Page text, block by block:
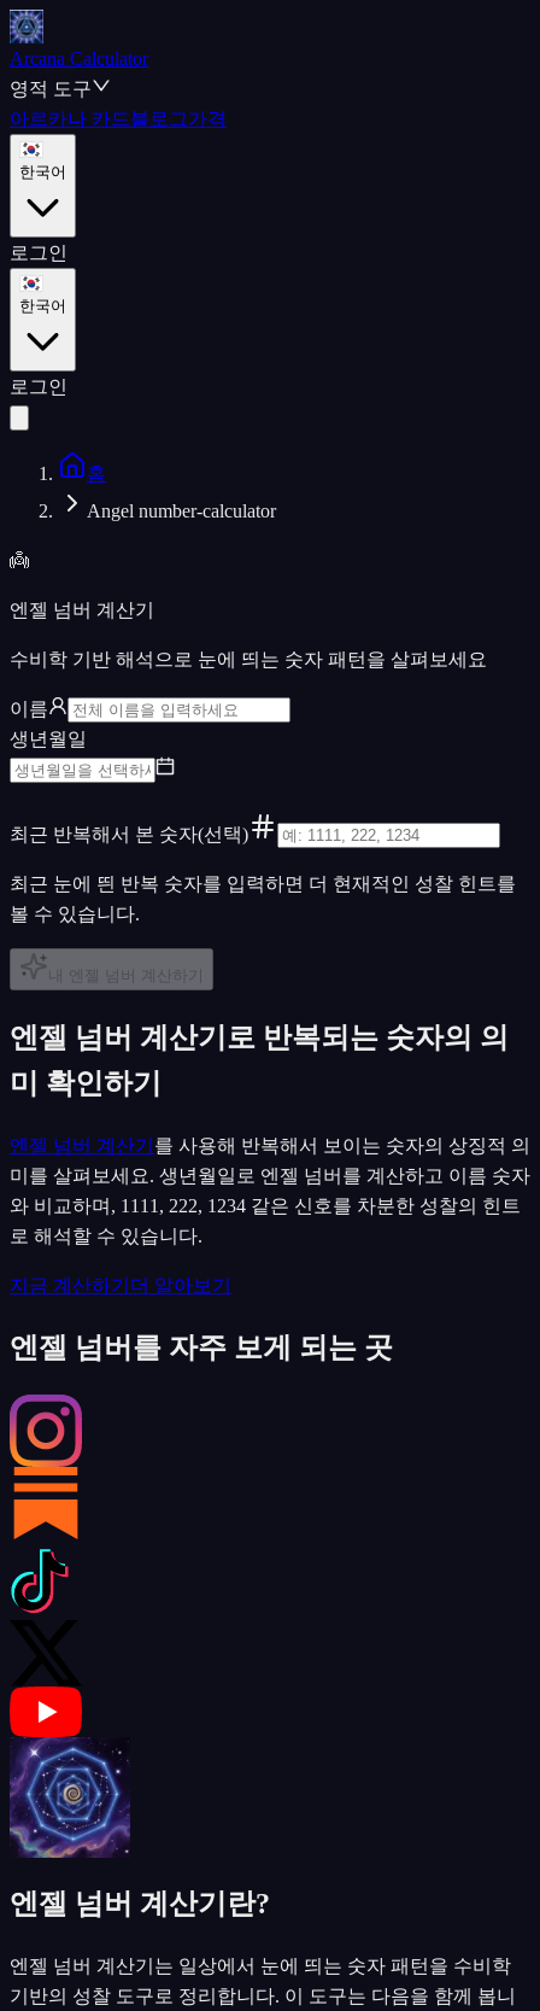
Arcana Calculator
영적 도구
아르카나 카드블로그가격
한국어
로그인
한국어
로그인
홈
Angel number-calculator
👼
엔젤 넘버 계산기
수비학 기반 해석으로 눈에 띄는 숫자 패턴을 살펴보세요
이름
생년월일
최근 반복해서 본 숫자(선택)
최근 눈에 띈 반복 숫자를 입력하면 더 현재적인 성찰 힌트를
볼 수 있습니다.
내 엔젤 넘버 계산하기
엔젤 넘버 계산기로 반복되는 숫자의 의
미 확인하기
엔젤 넘버 계산기 를 사용해 반복해서 보이는 숫자의 상징적 의
미를 살펴보세요. 생년월일로 엔젤 넘버를 계산하고 이름 숫자
와 비교하며, 1111, 222, 1234 같은 신호를 차분한 성찰의 힌트
로 해석할 수 있습니다.
지금 계산하기 더 알아보기
엔젤 넘버를 자주 보게 되는 곳
엔젤 넘버 계산기란?
엔젤 넘버 계산기는 일상에서 눈에 띄는 숫자 패턴을 수비학
기반의 성찰 도구로 정리합니다. 이 도구는 다음을 함께 봅니